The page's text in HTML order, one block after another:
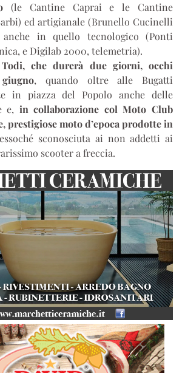
(le Cantine Caprai e le Cantine
ed artigianale (Brunello Cucinelli
anche in quello tecnologico (Ponti
e Digilab 2000, telemetria).
che durerà due giorni, occhi
, quando oltre alle Bugatti
in piazza del Popolo anche delle
e, in collaborazione col Moto Club
prestigiose moto d’epoca prodotte in
sconosciuta ai non addetti ai
scooter a freccia.